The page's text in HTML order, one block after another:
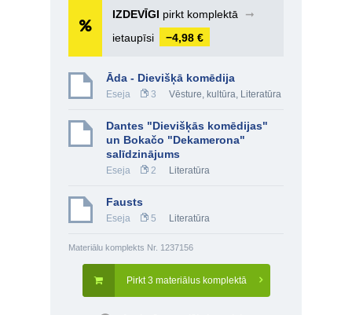
IZDEVĪGI pirkt komplektā
➞
ietaupīsi
−4,98 €
Āda - Dievišķā komēdija
Eseja 3 Vēsture, kultūra, Literatūra
Dantes "Dievišķās komēdijas"
un Bokačo "Dekamerona"
salīdzinājums
Eseja 2 Literatūra
Fausts
Eseja 5 Literatūra
Materiālu komplekts Nr. 1237156
Pirkt 3 materiālus komplektā